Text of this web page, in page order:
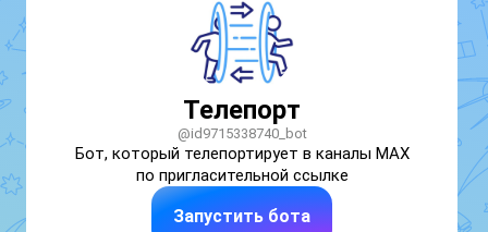
Телепорт
@id9715338740_bot
Бот, который телепортирует в каналы MAX
по пригласительной ссылке
Запустить бота